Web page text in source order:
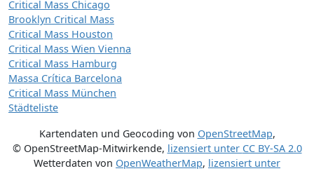
Critical Mass Chicago
Brooklyn Critical Mass
Critical Mass Houston
Critical Mass Wien Vienna
Critical Mass Hamburg
Massa Crítica Barcelona
Critical Mass München
Städteliste
Kartendaten und Geocoding von OpenStreetMap,
© OpenStreetMap-Mitwirkende, lizensiert unter CC BY-SA 2.0
Wetterdaten von OpenWeatherMap, lizensiert unter